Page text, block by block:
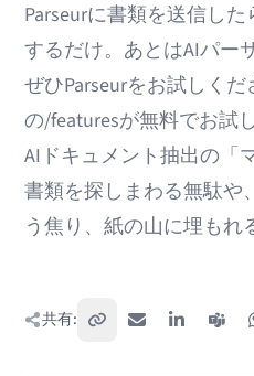
Parseurに書類を送信し
するだけ。あとはAIパー
ぜひParseurをお試しく
の/featuresが無料でお試
AIドキュメント抽出の「
書類を探しまわる無駄や
う焦り、紙の山に埋もれ
共有: リンクをコピー
メール LinkedIn